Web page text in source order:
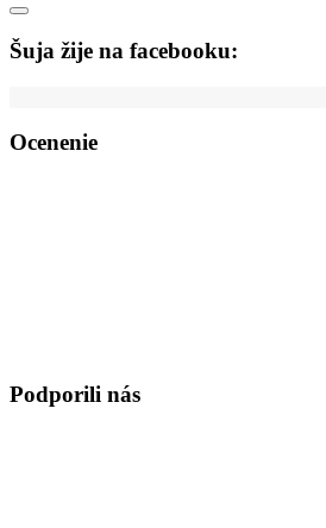
Šuja žije na facebooku:
Ocenenie
Podporili nás